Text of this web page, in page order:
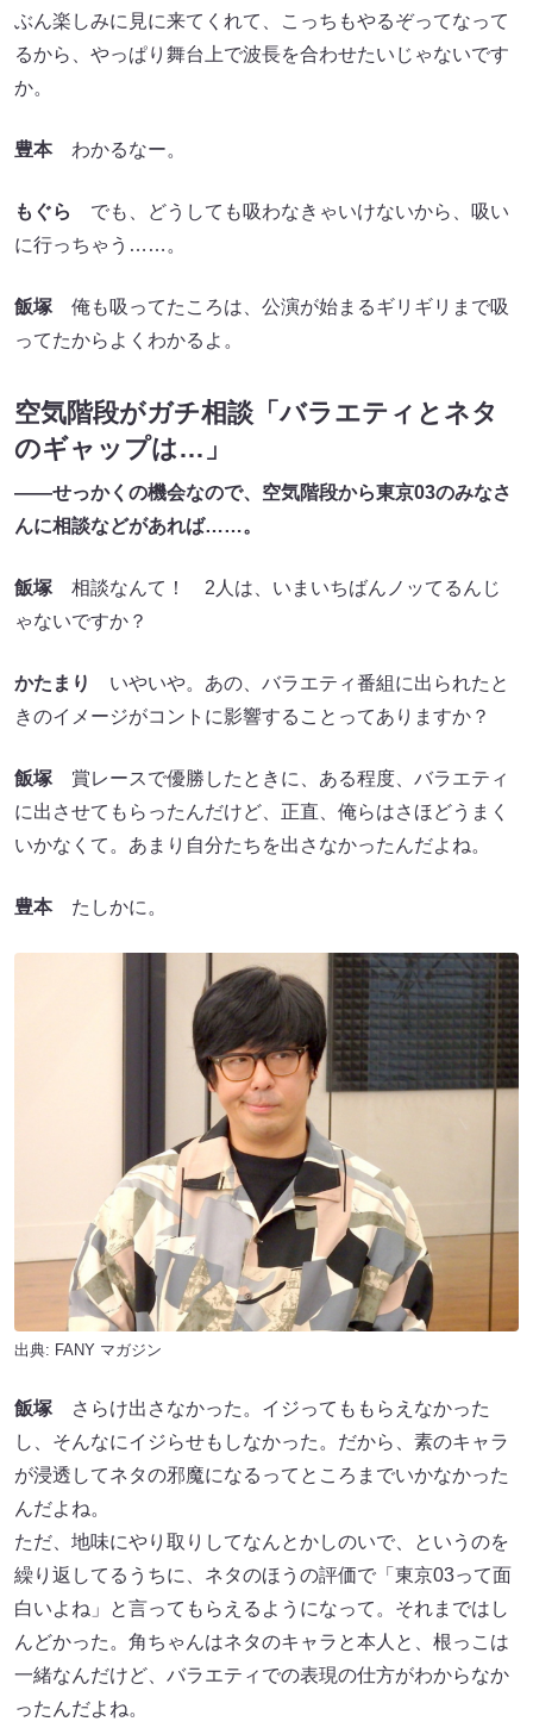
ぶん楽しみに見に来てくれて、こっちもやるぞってなって
るから、やっぱり舞台上で波長を合わせたいじゃないです
か。
豊本わかるなー。
もぐら
でも、どうしても吸わなきゃいけないから、吸い
に行っちゃう……。
飯塚 俺も吸ってたころは、公演が始まるギリギリまで吸
ってたからよくわかるよ。
空気階段がガチ相談「バラエティとネタ
のギャップは…」
——せっかくの機会なので、空気階段から東京03のみなさ
んに相談などがあれば……。
飯塚 相談なんて！ 2人は、いまいちばんノッてるんじ
ゃないですか？
かたまり
いやいや。あの、バラエティ番組に出られたと
きのイメージがコントに影響することってありますか？
飯塚 賞レースで優勝したときに、ある程度、バラエティ
に出させてもらったんだけど、正直、俺らはさほどうまく
いかなくて。あまり自分たちを出さなかったんだよね。
豊本たしかに。
出典: FANY マガジン
飯塚 さらけ出さなかった。イジってももらえなかった
し、そんなにイジらせもしなかった。だから、素のキャラ
が浸透してネタの邪魔になるってところまでいかなかった
んだよね。
ただ、地味にやり取りしてなんとかしのいで、というのを
繰り返してるうちに、ネタのほうの評価で「東京03って面
白いよね」と言ってもらえるようになって。それまではし
んどかった。角ちゃんはネタのキャラと本人と、根っこは
一緒なんだけど、バラエティでの表現の仕方がわからなか
ったんだよね。